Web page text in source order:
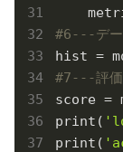
#6---デー
#7---評価
score =
print(
print(